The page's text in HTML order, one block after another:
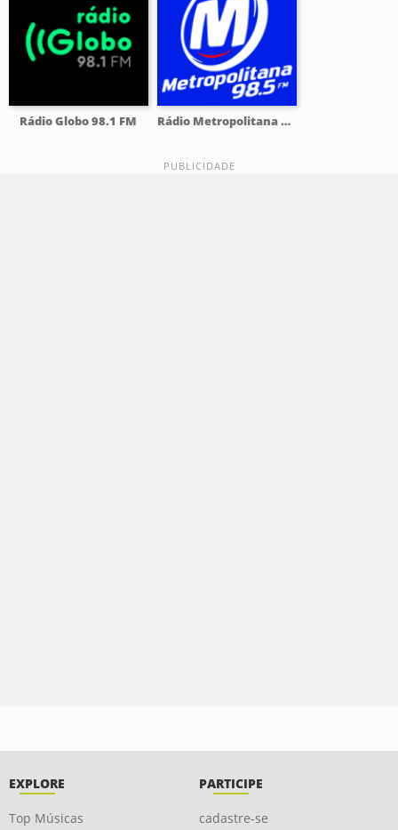
Rádio Globo 98.1 FM Rádio Metropolitana 98.5 FM
EXPLORE
Top Músicas
PARTICIPE
cadastre-se